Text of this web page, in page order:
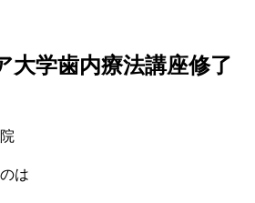
大学歯内療法講座修了
は